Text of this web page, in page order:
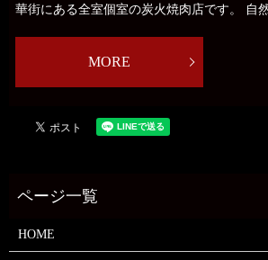
華街にある全室個室の炭火焼肉店です。 自
MORE
HOME